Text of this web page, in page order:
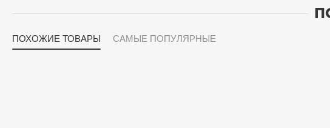
ПОХОЖИЕ ТОВАРЫ САМЫЕ ПОПУЛЯРНЫЕ